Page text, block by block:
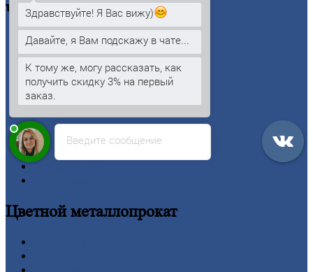
Черныйметаллопрокат
Арматура
Двутавроваябалка (двутавр)
Квадрат
Кругстальной
Лист
Рельсы
Сетка
Труба
Цветнойметаллопрокат
Введите сообщение
Здравствуйте! Я Вас вижу)
Давайте, я Вам подскажу в чате...
К тому же, могу рассказать, как
получить скидку 3% на первый
заказ.